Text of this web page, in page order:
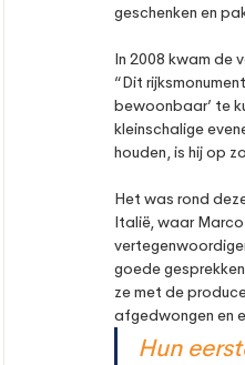
geschenken en
In 2008 kwam de
“Dit
bewoonbaar’ te
kleinschalige
houden, is hij op
Het was rond
Italië, waar
goede
ze met de
afgedwongen en
Hun